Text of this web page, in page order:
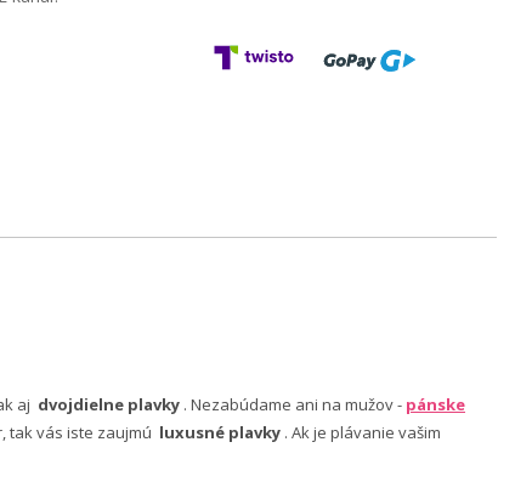
aj dvojdielne plavky . Nezabúdame ani na mužov - pánske
tak vás iste zaujmú luxusné plavky . Ak je plávanie vašim